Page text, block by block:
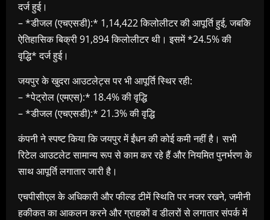
दर्ज हुई।
– *डीजल (एचएसडी):* 1,14,422 किलोलीटर की आपूर्ति हुई, जबकि
ऐतिहासिक बिक्री 91,894 किलोलीटर थी। इसमें *24.5% की
वृद्धि* दर्ज हुई।
जयपुर के खुदरा आउटलेट्स पर भी आपूर्ति स्थिर रही:
– *पेट्रोल (एमएस):* 18.4% की वृद्धि
– *डीजल (एचएसडी):* 21.3% की वृद्धि
कंपनी ने स्पष्ट किया कि जयपुर में ईंधन की कोई कमी नहीं है। सभी
रिटेल आउटलेट सामान्य रूप से काम कर रहे हैं और नियमित पुनर्भरण के
साथ आपूर्ति लगातार जारी है।
एचपीसीएल के अधिकारी और फील्ड टीमें स्थिति पर नजर रखने, जमीनी
हकीकत का आकलन करने और ग्राहकों व डीलरों से लगातार संपर्क में